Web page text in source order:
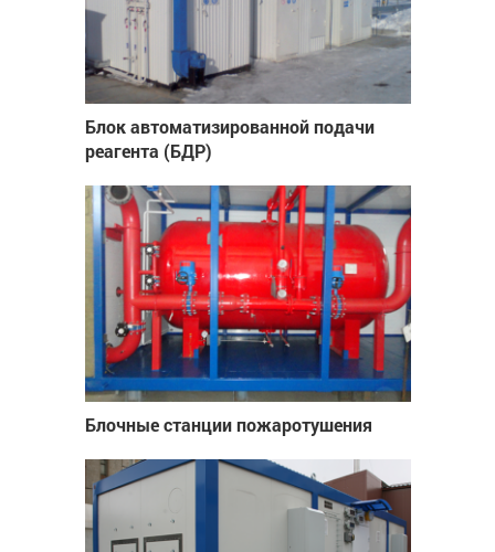
Блок автоматизированной подачи
реагента (БДР)
Блочные станции пожаротушения